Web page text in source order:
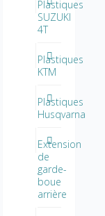
Plastiques
SUZUKI
4T
Plastiques
KTM
Plastiques
Husqvarna
Extension
de
garde-
boue
arrière